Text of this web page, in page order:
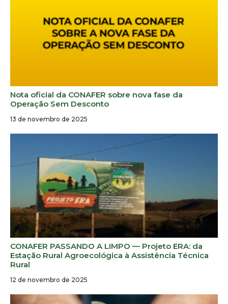
Nota oficial da CONAFER sobre nova fase da
Operação Sem Desconto
13 de novembro de 2025
CONAFER PASSANDO A LIMPO — Projeto ERA: da
Estação Rural Agroecológica à Assistência Técnica
Rural
12 de novembro de 2025